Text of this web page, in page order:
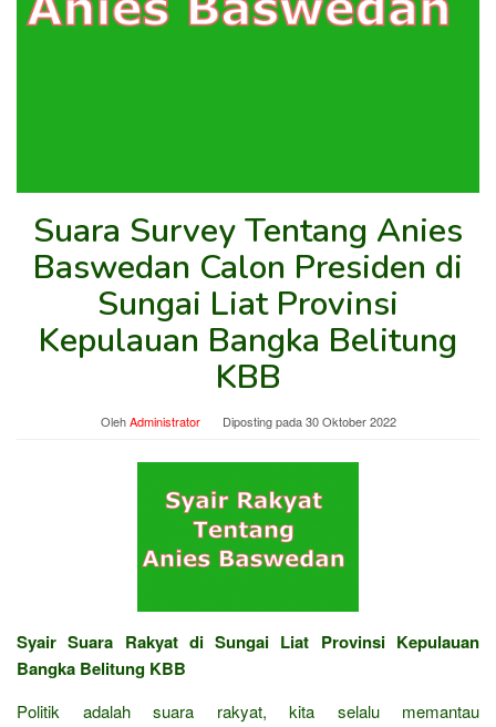
Suara Survey Tentang Anies
Baswedan Calon Presiden di
Sungai Liat Provinsi
Kepulauan Bangka Belitung
KBB
OlehAdministrator Diposting pada30 Oktober 2022
Syair Suara Rakyat di Sungai Liat Provinsi Kepulauan
Bangka Belitung KBB
Politik adalah suara rakyat, kita selalu memantau